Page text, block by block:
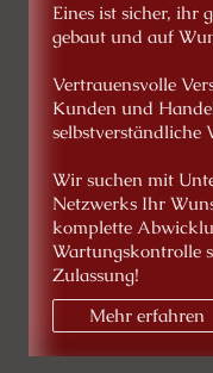
Eines ist sicher, ihr
gebaut und auf
Vertrauensvolle
Kunden und
selbstverständliche
Wir suchen mit
Netzwerks Ihr
komplette
Wartungskontrolle
Zulassung!
Mehr erfahren